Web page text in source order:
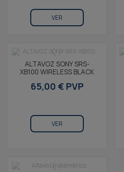
VER
ALTAVOZ SONY SRS-
XB100 WIRELESS BLACK
65,00 € PVP
VER